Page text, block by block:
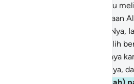
mengapa kamu tidak mahu
bukti keesaan dan kekuasaan
antara rahmat pemberianNya,
kamu malam dan siang (silih
berehat padanya dan supaya
rezeki dari limpah kurniaNya,